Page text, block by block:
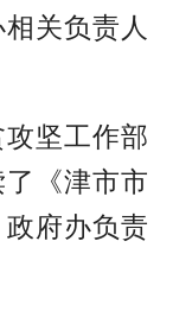
关负责人
坚工作部
《津市市
府办负责